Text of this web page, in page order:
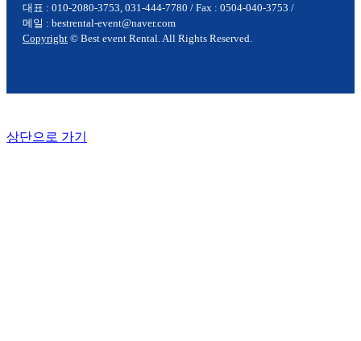
대표 : 010-2080-3753, 031-444-7780 / Fax : 0504-040-3753 /
메일 : bestrental-event@naver.com
Copyright© Best event Rental. All Rights Reserved.
상단으로 가기